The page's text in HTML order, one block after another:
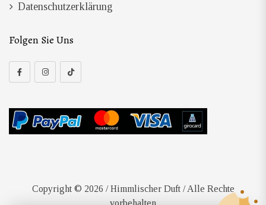
Datenschutzerklärung
Folgen Sie Uns
Copyright © 2026 / Himmlischer Duft / Alle Rechte
vorbehalten